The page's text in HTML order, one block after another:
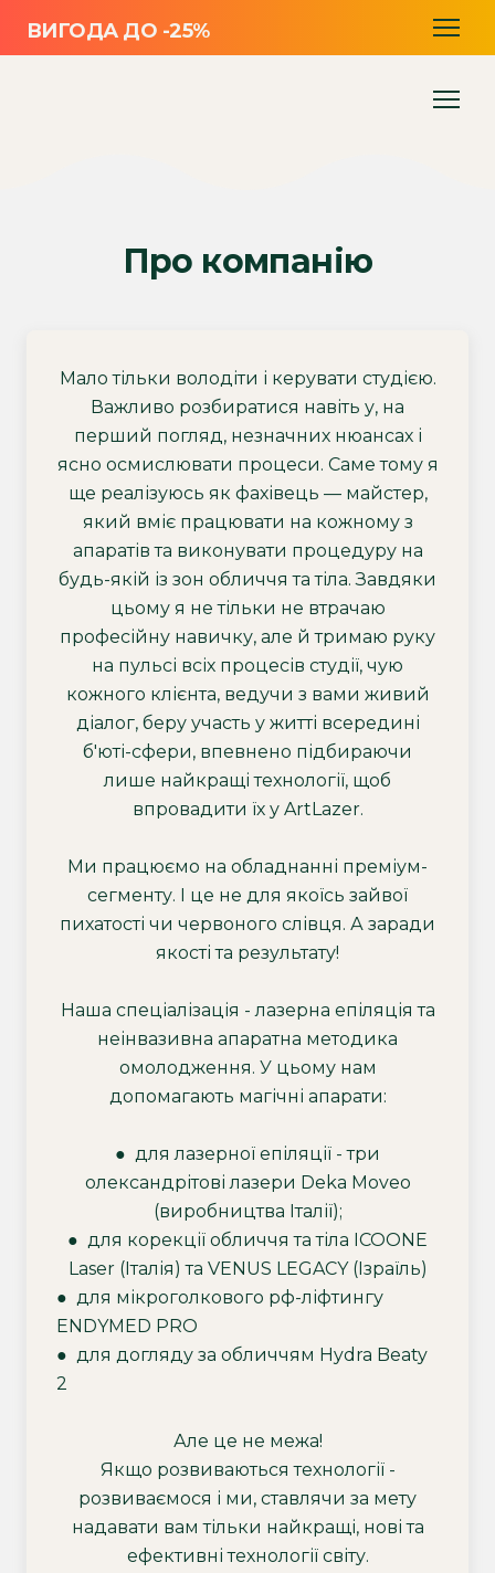
ВИГОДА ДО -25%
Про компанію
Мало тільки володіти і керувати студією.
Важливо розбиратися навіть у, на
перший погляд, незначних нюансах і
ясно осмислювати процеси. Саме тому я
ще реалізуюсь як фахівець — майстер,
який вміє працювати на кожному з
апаратів та виконувати процедуру на
будь-якій із зон обличчя та тіла. Завдяки
цьому я не тільки не втрачаю
професійну навичку, але й тримаю руку
на пульсі всіх процесів студії, чую
кожного клієнта, ведучи з вами живий
діалог, беру участь у житті всередині
б'юті-сфери, впевнено підбираючи
лише найкращі технології, щоб
впровадити їх у ArtLazer.
Ми працюємо на обладнанні преміум-
сегменту. І це не для якоїсь зайвої
пихатості чи червоного слівця. А заради
якості та результату!
Наша спеціалізація - лазерна епіляція та
неінвазивна апаратна методика
омолодження. У цьому нам
допомагають магічні апарати:
● для лазерної епіляції - три
олександрітові лазери Deka Moveo
(виробництва Італії);
● для корекції обличчя та тіла ICOONE
Laser (Італія) та VENUS LEGACY (Ізраїль)
● для мікроголкового рф-ліфтингу
ENDYMED PRO
● для догляду за обличчям Hydra Beaty
2
Але це не межа!
Якщо розвиваються технології -
розвиваємося і ми, ставлячи за мету
надавати вам тільки найкращі, нові та
ефективні технології світу.